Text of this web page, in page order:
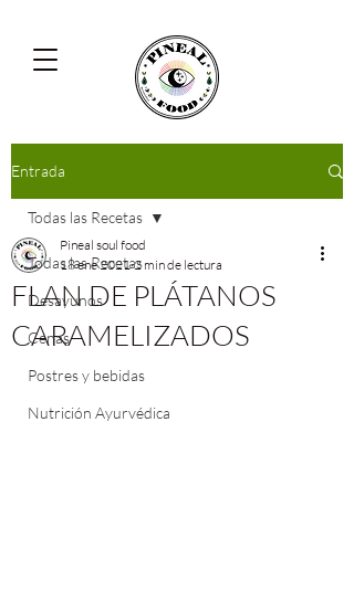
Entrada
Todas las Recetas
Desayunos
Cenas
Postres y bebidas
Nutrición Ayurvédica
Todas las Recetas
FLAN DE PLÁTANOS
CARAMELIZADOS
Pineal soul food
18 ene 2021 2 min de lectura